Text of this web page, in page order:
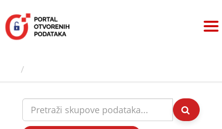
sadržaj